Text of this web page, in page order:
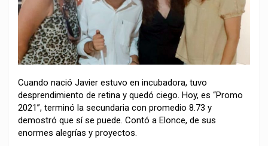
Cuando nació Javier estuvo en incubadora, tuvo
desprendimiento de retina y quedó ciego. Hoy, es “Promo
2021”, terminó la secundaria con promedio 8.73 y
demostró que sí se puede. Contó a Elonce, de sus
enormes alegrías y proyectos.